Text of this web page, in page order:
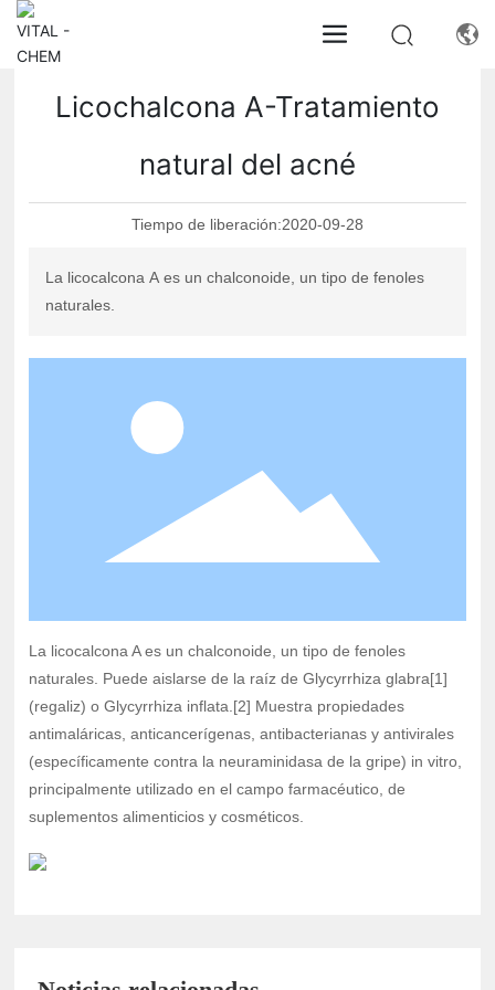
Licochalcona A-Tratamiento
natural del acné
Tiempo de liberación:2020-09-28
La licocalcona A es un chalconoide, un tipo de fenoles
naturales.
La licocalcona A es un chalconoide, un tipo de fenoles
naturales. Puede aislarse de la raíz de Glycyrrhiza glabra[1]
(regaliz) o Glycyrrhiza inflata.[2] Muestra propiedades
antimaláricas, anticancerígenas, antibacterianas y antivirales
(específicamente contra la neuraminidasa de la gripe) in vitro,
principalmente utilizado en el campo farmacéutico, de
suplementos alimenticios y cosméticos.